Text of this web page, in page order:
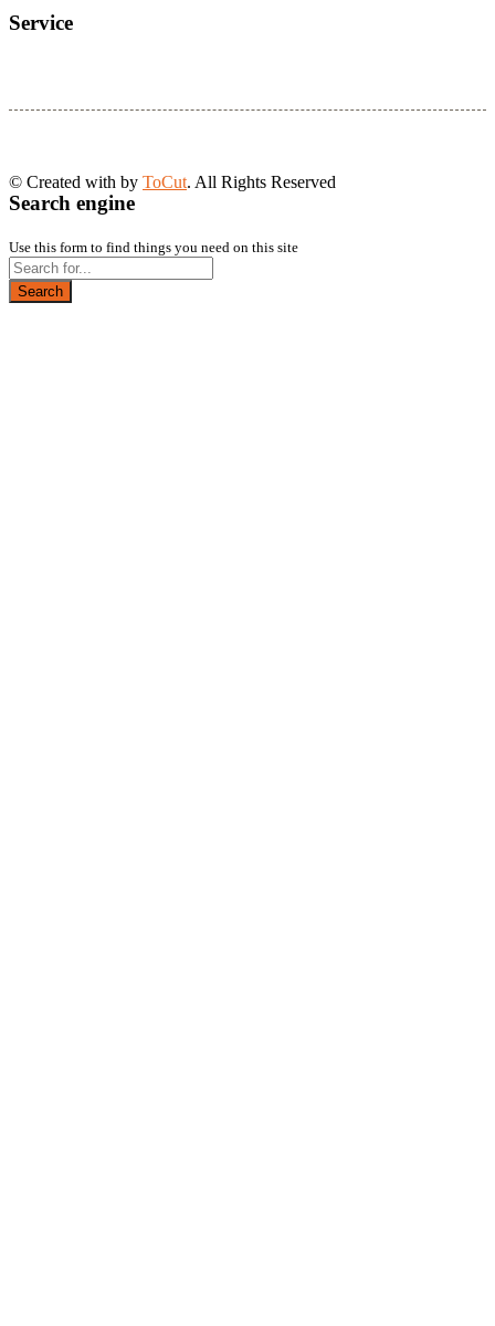
Service
© Created with by ToCut. All Rights Reserved
Search engine
Use this form to find things you need on this site
Search